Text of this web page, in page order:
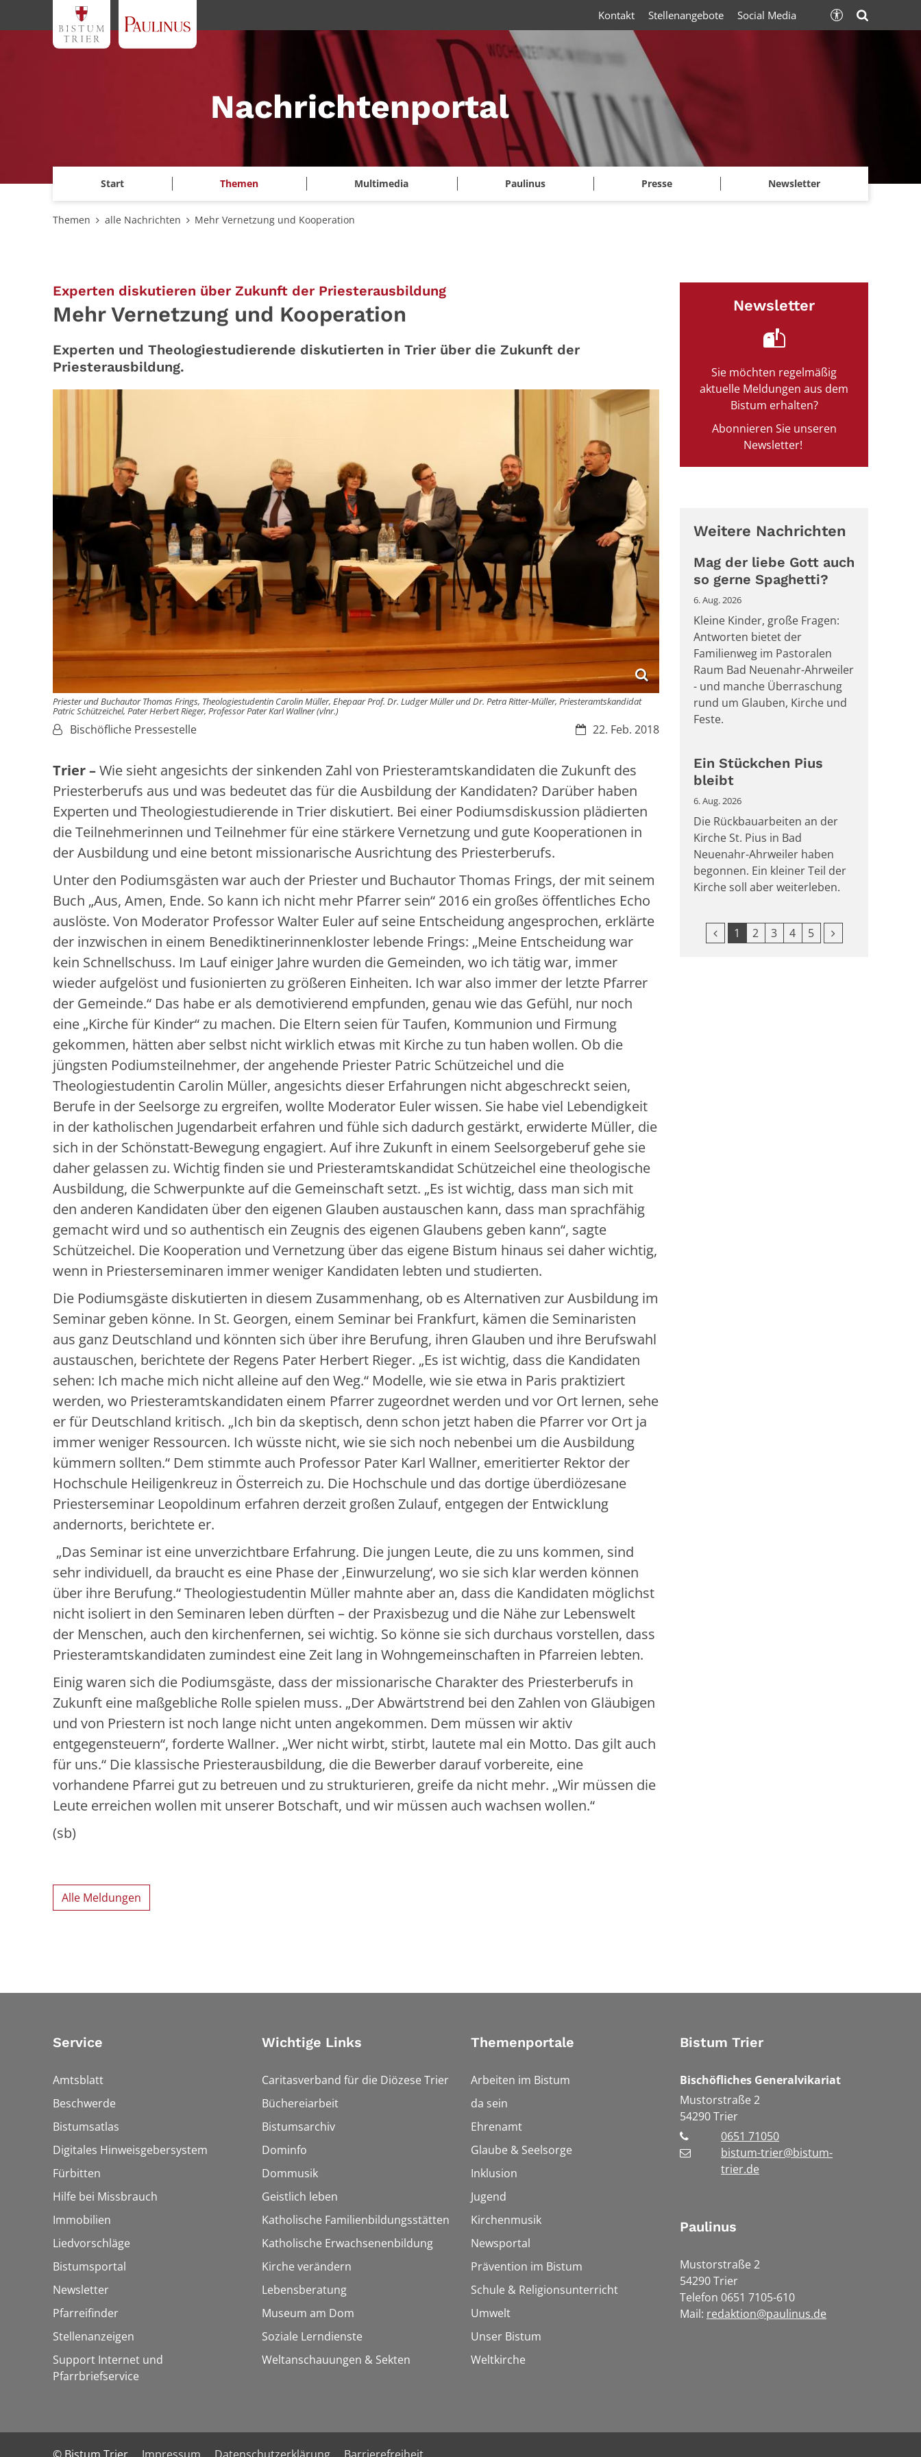
Zum Inhalt springen
Nachrichtenportal
Start Themen Multimedia Paulinus Presse Newsletter
Kontakt Stellenangebote Social Media
Themen alle Nachrichten Mehr Vernetzung und Kooperation
Experten diskutieren über Zukunft der Priesterausbildung:
Mehr Vernetzung und Kooperation
Experten und Theologiestudierende diskutierten in Trier über die Zukunft der
Priesterausbildung.
Priester und Buchautor Thomas Frings, Theologiestudentin Carolin Müller, Ehepaar Prof. Dr. Ludger Müller und Dr. Petra Ritter-Müller, Priesteramtskandidat
Patric Schützeichel, Pater Herbert Rieger, Professor Pater Karl Wallner (vlnr.)
Datum:
22. Feb. 2018
Von:Bischöfliche Pressestelle
Trier –Wie sieht angesichts der sinkenden Zahl von Priesteramtskandidaten die Zukunft des
Priesterberufs aus und was bedeutet das für die Ausbildung der Kandidaten? Darüber haben
Experten und Theologiestudierende in Trier diskutiert. Bei einer Podiumsdiskussion plädierten
die Teilnehmerinnen und Teilnehmer für eine stärkere Vernetzung und gute Kooperationen in
der Ausbildung und eine betont missionarische Ausrichtung des Priesterberufs.
Unter den Podiumsgästen war auch der Priester und Buchautor Thomas Frings, der mit seinem
Buch „Aus, Amen, Ende. So kann ich nicht mehr Pfarrer sein“ 2016 ein großes öffentliches Echo
auslöste. Von Moderator Professor Walter Euler auf seine Entscheidung angesprochen, erklärte
der inzwischen in einem Benediktinerinnenkloster lebende Frings: „Meine Entscheidung war
kein Schnellschuss. Im Lauf einiger Jahre wurden die Gemeinden, wo ich tätig war, immer
wieder aufgelöst und fusionierten zu größeren Einheiten. Ich war also immer der letzte Pfarrer
der Gemeinde.“ Das habe er als demotivierend empfunden, genau wie das Gefühl, nur noch
eine „Kirche für Kinder“ zu machen. Die Eltern seien für Taufen, Kommunion und Firmung
gekommen, hätten aber selbst nicht wirklich etwas mit Kirche zu tun haben wollen. Ob die
jüngsten Podiumsteilnehmer, der angehende Priester Patric Schützeichel und die
Theologiestudentin Carolin Müller, angesichts dieser Erfahrungen nicht abgeschreckt seien,
Berufe in der Seelsorge zu ergreifen, wollte Moderator Euler wissen. Sie habe viel Lebendigkeit
in der katholischen Jugendarbeit erfahren und fühle sich dadurch gestärkt, erwiderte Müller, die
sich in der Schönstatt-Bewegung engagiert. Auf ihre Zukunft in einem Seelsorgeberuf gehe sie
daher gelassen zu. Wichtig finden sie und Priesteramtskandidat Schützeichel eine theologische
Ausbildung, die Schwerpunkte auf die Gemeinschaft setzt. „Es ist wichtig, dass man sich mit
den anderen Kandidaten über den eigenen Glauben austauschen kann, dass man sprachfähig
gemacht wird und so authentisch ein Zeugnis des eigenen Glaubens geben kann“, sagte
Schützeichel. Die Kooperation und Vernetzung über das eigene Bistum hinaus sei daher wichtig,
wenn in Priesterseminaren immer weniger Kandidaten lebten und studierten.
Die Podiumsgäste diskutierten in diesem Zusammenhang, ob es Alternativen zur Ausbildung im
Seminar geben könne. In St. Georgen, einem Seminar bei Frankfurt, kämen die Seminaristen
aus ganz Deutschland und könnten sich über ihre Berufung, ihren Glauben und ihre Berufswahl
austauschen, berichtete der Regens Pater Herbert Rieger. „Es ist wichtig, dass die Kandidaten
sehen: Ich mache mich nicht alleine auf den Weg.“ Modelle, wie sie etwa in Paris praktiziert
werden, wo Priesteramtskandidaten einem Pfarrer zugeordnet werden und vor Ort lernen, sehe
er für Deutschland kritisch. „Ich bin da skeptisch, denn schon jetzt haben die Pfarrer vor Ort ja
immer weniger Ressourcen. Ich wüsste nicht, wie sie sich noch nebenbei um die Ausbildung
kümmern sollten.“ Dem stimmte auch Professor Pater Karl Wallner, emeritierter Rektor der
Hochschule Heiligenkreuz in Österreich zu. Die Hochschule und das dortige überdiözesane
Priesterseminar Leopoldinum erfahren derzeit großen Zulauf, entgegen der Entwicklung
andernorts, berichtete er.
„Das Seminar ist eine unverzichtbare Erfahrung. Die jungen Leute, die zu uns kommen, sind
sehr individuell, da braucht es eine Phase der ‚Einwurzelung‘, wo sie sich klar werden können
über ihre Berufung.“ Theologiestudentin Müller mahnte aber an, dass die Kandidaten möglichst
nicht isoliert in den Seminaren leben dürften – der Praxisbezug und die Nähe zur Lebenswelt
der Menschen, auch den kirchenfernen, sei wichtig. So könne sie sich durchaus vorstellen, dass
Priesteramtskandidaten zumindest eine Zeit lang in Wohngemeinschaften in Pfarreien lebten.
Einig waren sich die Podiumsgäste, dass der missionarische Charakter des Priesterberufs in
Zukunft eine maßgebliche Rolle spielen muss. „Der Abwärtstrend bei den Zahlen von Gläubigen
und von Priestern ist noch lange nicht unten angekommen. Dem müssen wir aktiv
entgegensteuern“, forderte Wallner. „Wer nicht wirbt, stirbt, lautete mal ein Motto. Das gilt auch
für uns.“ Die klassische Priesterausbildung, die die Bewerber darauf vorbereite, eine
vorhandene Pfarrei gut zu betreuen und zu strukturieren, greife da nicht mehr. „Wir müssen die
Leute erreichen wollen mit unserer Botschaft, und wir müssen auch wachsen wollen.“
(sb)
Alle Meldungen
Newsletter
Sie möchten regelmäßig
aktuelle Meldungen aus dem
Bistum erhalten?
Abonnieren Sie unseren
Newsletter!
Weitere Nachrichten
Mag der liebe Gott auch
so gerne Spaghetti?
6. Aug. 2026
Kleine Kinder, große Fragen:
Antworten bietet der
Familienweg im Pastoralen
Raum Bad Neuenahr-Ahrweiler
- und manche Überraschung
rund um Glauben, Kirche und
Feste.
Ein Stückchen Pius
bleibt
6. Aug. 2026
Die Rückbauarbeiten an der
Kirche St. Pius in Bad
Neuenahr-Ahrweiler haben
begonnen. Ein kleiner Teil der
Kirche soll aber weiterleben.
Vorherige Seite
1 2 3 4 5 Nächste Seite
Service
Amtsblatt
Beschwerde
Bistumsatlas
Digitales Hinweisgebersystem
Fürbitten
Hilfe bei Missbrauch
Immobilien
Liedvorschläge
Bistumsportal
Newsletter
Pfarreifinder
Stellenanzeigen
Support Internet und
Pfarrbriefservice
Wichtige Links
Caritasverband für die Diözese Trier
Büchereiarbeit
Bistumsarchiv
Dominfo
Dommusik
Geistlich leben
Katholische Familienbildungsstätten
Katholische Erwachsenenbildung
Kirche verändern
Lebensberatung
Museum am Dom
Soziale Lerndienste
Weltanschauungen & Sekten
Themenportale
Arbeiten im Bistum
da sein
Ehrenamt
Glaube & Seelsorge
Inklusion
Jugend
Kirchenmusik
Newsportal
Prävention im Bistum
Schule & Religionsunterricht
Umwelt
Unser Bistum
Weltkirche
Bistum Trier
Bischöfliches Generalvikariat
Mustorstraße 2
54290Trier
0651 71050
bistum-trier@bistum-
trier.de
Paulinus
Mustorstraße 2
54290 Trier
Telefon 0651 7105-610
Mail: redaktion@paulinus.de
© Bistum Trier Impressum Datenschutzerklärung Barrierefreiheit